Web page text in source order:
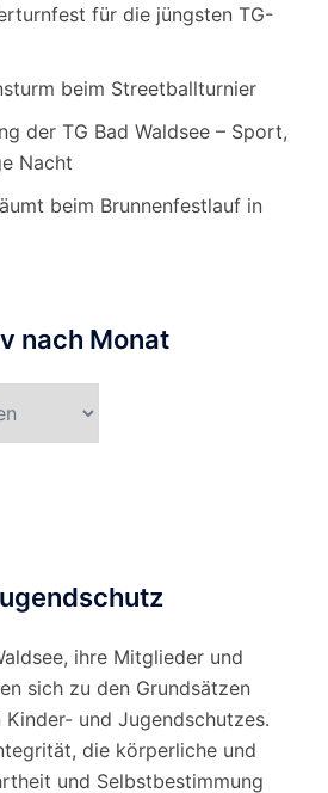
für die jüngsten TG-
beim Streetballturnier
der TG Bad Waldsee – Sport,
Nacht
beim Brunnenfestlauf in
nach Monat
ihre Mitglieder und
sich zu den Grundsätzen
Kinder- und Jugendschutzes.
die körperliche und
und Selbstbestimmung